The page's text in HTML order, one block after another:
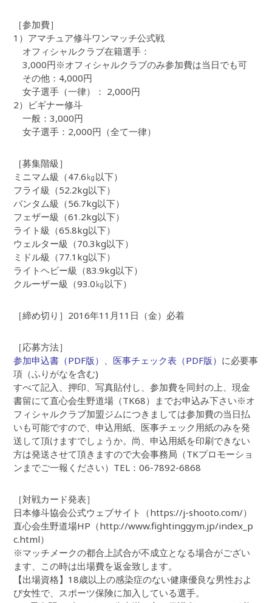
［参加費］
1）アマチュア修斗ワンマッチ公式戦
オフィシャルクラブ在籍選手：
3,000円※オフィシャルクラブのみ参加費は当日でも可
その他：4,000円
女子選手（一律）： 2,000円
2）ビギナー修斗
一般：3,000円
女子選手：2,000円（全て一律）
［募集階級］
ミニマム級（47.6㎏以下）
フライ級（52.2kg以下）
バンタム級（56.7kg以下）
フェザー級（61.2kg以下）
ライト級（65.8kg以下）
ウェルター級（70.3kg以下）
ミドル級（77.1kg以下）
ライトヘビー級（83.9kg以下）
クルーザー級（93.0㎏以下）
［締め切り］2016年11月11日（金）必着
［応募方法］
参加申込書（PDF版） 、 医事チェック表（PDF版） に必要事
項（ふりがなを含む)
すべて記入、押印、写真貼付し、参加費を同封の上、現金
書留にて直心会生野道場（TK68）までお申込み下さい※オ
フィシャルクラブ加盟ジムにつきましては参加費の当日払
いも可能ですので、申込用紙、医事チェック用紙のみを発
送して頂けますでしょうか。尚、申込用紙を印刷できない
方は発送させて頂きますので大会事務局（TKプロモーショ
ンまでご一報ください）TEL：06-7892-6868
［対戦カード発表］
日本修斗協会公式ウェブサイト（https://j-shooto.com/）
直心会生野道場HP（http://www.fightinggym.jp/index_p
c.html）
※マッチメークの都合上試合が不成立となる場合がござい
ます、この時は出場費を返金致します。
【出場資格】18歳以上の感染症のない健康優良な男性およ
び女性で、スポーツ保険に加入している選手。